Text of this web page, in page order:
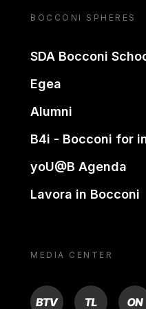
BOCCONI SPHERES
SDA Bocconi
Egea
Alumni
B4i - Bocconi for
yoU@B Agenda
Lavora in Bocconi
MEDIA CENTER
BTV TL ON